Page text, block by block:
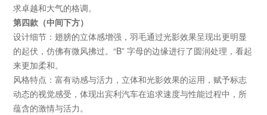
求卓越和大气的格调。
第四款（中间下方）
设计细节：翅膀的立体感增强，羽毛通过光影效果呈现出更明显
的起伏，仿佛有微风拂过。“B”字母的边缘进行了圆润处理，看起
来更加柔和。
风格特点：富有动感与活力，立体和光影效果的运用，赋予标志
动态的视觉感受，体现出宾利汽车在追求速度与性能过程中，所
蕴含的激情与活力。